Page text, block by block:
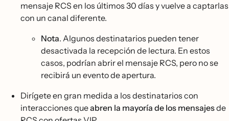
mensaje RCS en los últimos 30 días y vuelve a captarlas
con un canal diferente.
Nota. Algunos destinatarios pueden tener
desactivada la recepción de lectura. En estos
casos, podrían abrir el mensaje RCS, pero no se
recibirá un evento de apertura.
Dirígete en gran medida a los destinatarios con
interacciones queabren la mayoría de los mensajesde